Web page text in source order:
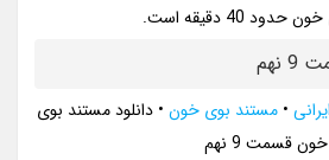
دقیقه است.
•مستند بوی خون •دانلود مستند بوی
خون قسمت 9 نهم